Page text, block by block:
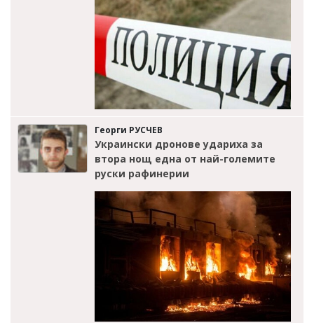
Георги РУСЧЕВ
Украински дронове удариха за
втора нощ една от най-големите
руски рафинерии